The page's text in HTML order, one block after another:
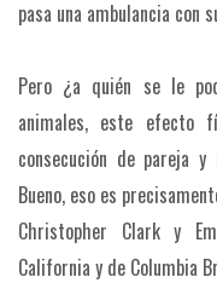
pasa una ambulancia con
Pero ¿a quién se le
animales, este efecto
consecución de pareja
Bueno, eso es
Christopher Clark y
California y de Columbia